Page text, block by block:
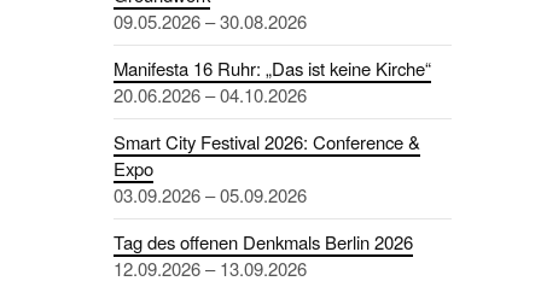
09.05.2026 – 30.08.2026
Manifesta 16 Ruhr: „Das ist keine Kirche“
20.06.2026 – 04.10.2026
Smart City Festival 2026: Conference &
Expo
03.09.2026 – 05.09.2026
Tag des offenen Denkmals Berlin 2026
12.09.2026 – 13.09.2026